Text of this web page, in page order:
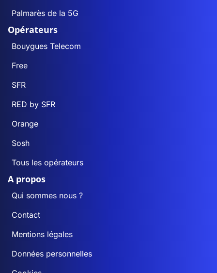
Palmarès de la 5G
Opérateurs
Bouygues Telecom
Free
SFR
RED by SFR
Orange
Sosh
Tous les opérateurs
A propos
Qui sommes nous ?
Contact
Mentions légales
Données personnelles